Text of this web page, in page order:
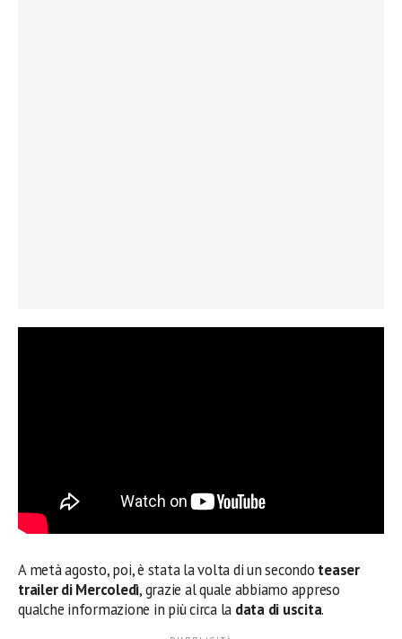
A metà agosto, poi, è stata la volta di un secondo teaser
trailer di Mercoledì, grazie al quale abbiamo appreso
qualche informazione in più circa la data di uscita.